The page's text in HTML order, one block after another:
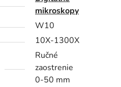
mikroskopy
W10
10X-1300X
Ručné
zaostrenie
0-50 mm